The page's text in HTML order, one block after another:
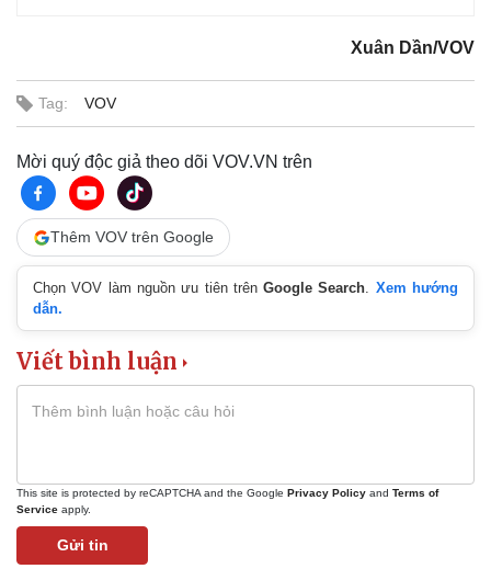
Xuân Dần/VOV
Tag: VOV
Mời quý độc giả theo dõi VOV.VN trên
Thêm VOV trên Google
Chọn VOV làm nguồn ưu tiên trênGoogle Search. Xem hướng
dẫn.
Viết bình luận
This site is protected by reCAPTCHA and the Google Privacy Policy and Terms of
Service apply.
Gửi tin